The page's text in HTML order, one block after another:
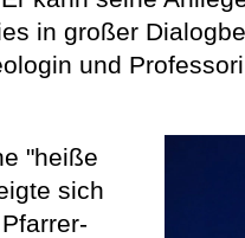
in großer
und
"heiße
sich